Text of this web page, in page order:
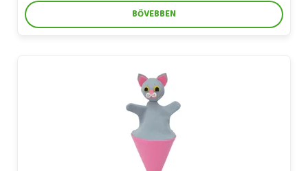
BŐVEBBEN
Szürke macska 20 cm, kúpbáb